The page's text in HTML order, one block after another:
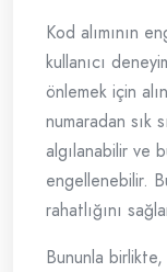
Kod alımının
kullanıcı
önlemek için
numaradan sık
algılanabilir ve
engellenebilir.
rahatlığını
Bununla